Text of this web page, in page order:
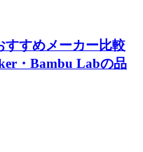
すめメーカー比較
・Bambu Labの品